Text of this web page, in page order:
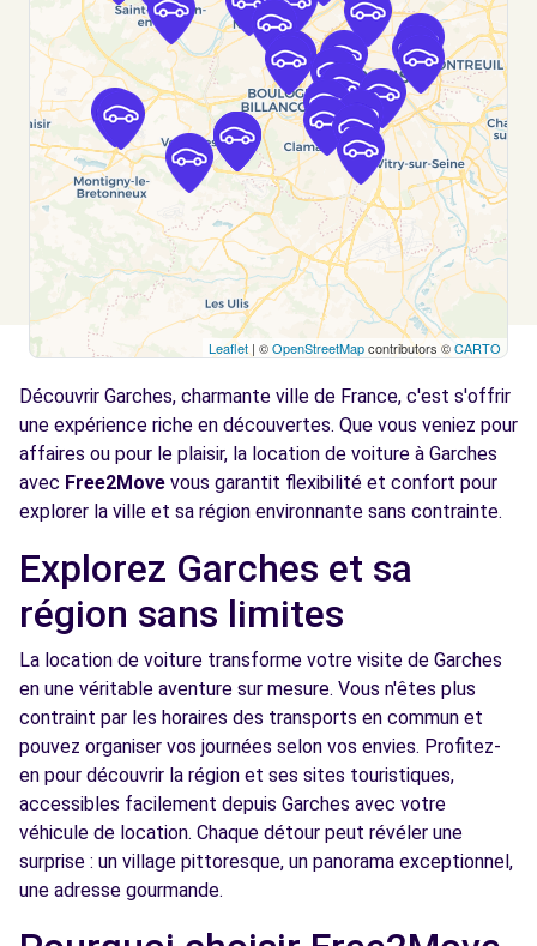
NANTERRE, 92000
Voir l'agence
Free2move Rent - SHIFTLINE - PUTEAUX
5.9 km
RUE JEAN JAURÈS
PUTEAUX, 92800
Free2Move Rent - AUTO SERVICE PORT
MARLY - LE PORT-MARLY (C)
6.9
km
27 ROUTE DE VERSAILLES
LE PORT-MARLY, 78560
Voir l'agence
Free2move Rent - S&You - VELIZY (P)
VELIZY VILLACOUBLAY, 78140
Voir l'agence
Free2move Rent - S&You - VELIZY (D)
7.2 km
27 TER AVENUE LOUIS BREGUET
VELIZY, FR-78, 78140
Voir l'agence
Leaflet| ©OpenStreetMapcontributors ©CARTO
Découvrir Garches, charmante ville de France, c'est s'offrir
une expérience riche en découvertes. Que vous veniez pour
affaires ou pour le plaisir, la location de voiture à Garches
avec Free2Move vous garantit flexibilité et confort pour
explorer la ville et sa région environnante sans contrainte.
Explorez Garches et sa
région sans limites
La location de voiture transforme votre visite de Garches
en une véritable aventure sur mesure. Vous n'êtes plus
contraint par les horaires des transports en commun et
pouvez organiser vos journées selon vos envies. Profitez-
en pour découvrir la région et ses sites touristiques,
accessibles facilement depuis Garches avec votre
véhicule de location. Chaque détour peut révéler une
surprise : un village pittoresque, un panorama exceptionnel,
une adresse gourmande.